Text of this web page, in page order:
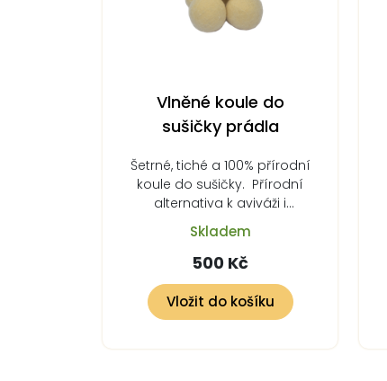
Vlněné koule do
sušičky prádla
Šetrné, tiché a 100% přírodní
koule do sušičky. Přírodní
alternativa k aviváži i
tenisákům.Vlněné…
Skladem
500 Kč
Vložit do košíku